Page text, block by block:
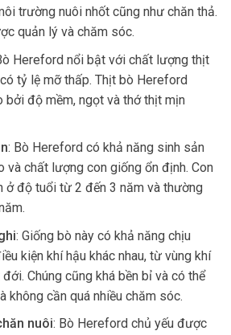
trường nuôi nhốt cũng như chăn thả.
quản lý và chăm sóc.
Hereford nổi bật với chất lượng thịt
tỷ lệ mỡ thấp. Thịt bò Hereford
bởi độ mềm, ngọt và thớ thịt mịn
: Bò Hereford có khả năng sinh sản
và chất lượng con giống ổn định. Con
ở độ tuổi từ 2 đến 3 năm và thường
: Giống bò này có khả năng chịu
kiện khí hậu khác nhau, từ vùng khí
Chúng cũng khá bền bỉ và có thể
không cần quá nhiều chăm sóc.
nuôi: Bò Hereford chủ yếu được